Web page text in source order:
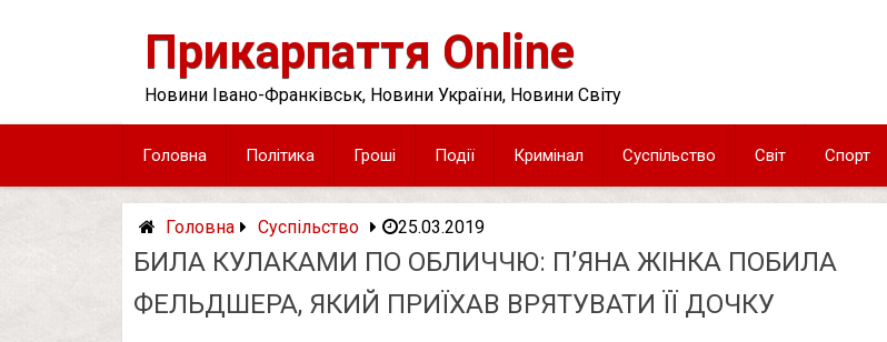
Прикарпаття Online
Новини Івано-Франківськ, Новини України, Новини Світу
Головна Політика Гроші Події Кримінал Суспільство Світ Спорт
Головна Суспільство 25.03.2019
БИЛА КУЛАКАМИ ПО ОБЛИЧЧЮ: П’ЯНА ЖІНКА ПОБИЛА
ФЕЛЬДШЕРА, ЯКИЙ ПРИЇХАВ ВРЯТУВАТИ ЇЇ ДОЧКУ